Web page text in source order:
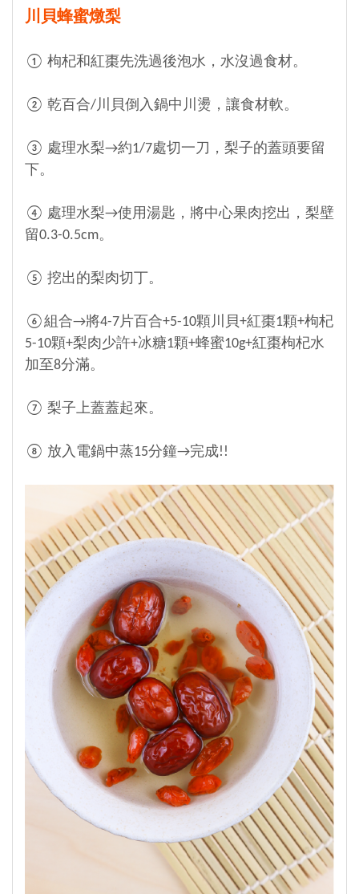
川貝蜂蜜燉梨
① 枸杞和紅棗先洗過後泡水，水沒過食材。
② 乾百合/川貝倒入鍋中川燙，讓食材軟。
③ 處理水梨→約1/7處切一刀，梨子的蓋頭要留
下。
④ 處理水梨→使用湯匙，將中心果肉挖出，梨壁
留0.3-0.5cm。
⑤ 挖出的梨肉切丁。
⑥組合→將4-7片百合+5-10顆川貝+紅棗1顆+枸杞
5-10顆+梨肉少許+冰糖1顆+蜂蜜10g+紅棗枸杞水
加至8分滿。
⑦ 梨子上蓋蓋起來。
⑧ 放入電鍋中蒸15分鐘→完成!!